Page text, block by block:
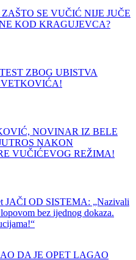
SE VUČIĆ NIJE JUČE
KOD KRAGUJEVCA?
ZBOG UBISTVA
NOVINAR IZ BELE
NAKON
VUČIĆEVOG REŽIMA!
JAČI OD SISTEMA: „Nazivali
bez ijednog dokaza.
DA JE OPET LAGAO